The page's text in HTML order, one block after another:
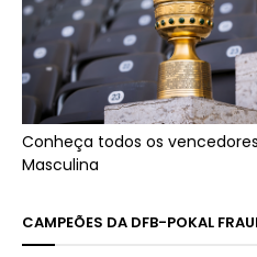
Conheça todos os
Masculina
CAMPEÕES DA DFB-POKAL